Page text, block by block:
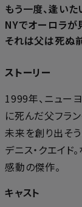
もう一度、逢いた
NYでオーロラが
それは父は死ぬ
ストーリー
1999年、ニュー
に死んだ父フラ
未来を創り出そ
デニス・クエイ
感動の傑作。
キャスト